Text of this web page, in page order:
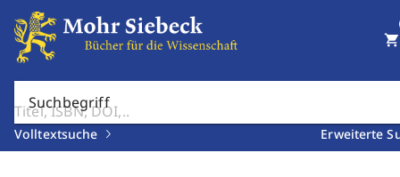
Suchbegriff
Volltextsuche Erweiterte
shopping_cart